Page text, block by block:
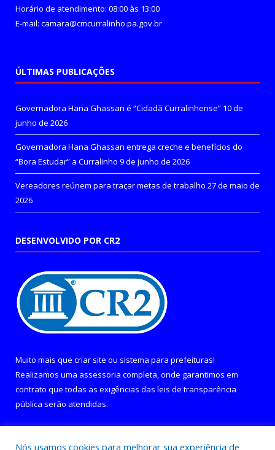
Horário de atendimento: 08:00 às 13:00
E-mail: camara@cmcurralinho.pa.gov.br
ÚLTIMAS PUBLICAÇÕES
Governadora Hana Ghassan é “Cidadã Curralinhense” 10 de
junho de 2026
Governadora Hana Ghassan entrega creche e benefícios do
“Bora Estudar” a Curralinho 9 de junho de 2026
Vereadores reúnem para traçar metas de trabalho 27 de maio de
2026
DESENVOLVIDO POR CR2
Muito mais que criar site ou sistema para prefeituras!
Realizamos uma assessoria completa, onde garantimos em
contrato que todas as exigências das leis de transparência
pública serão atendidas.
Nós usamos cookies para melhorar sua experiência de